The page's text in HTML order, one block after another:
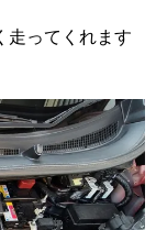
走ってくれます